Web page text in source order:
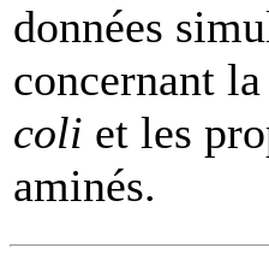
données
concernant
coli et les
aminés.